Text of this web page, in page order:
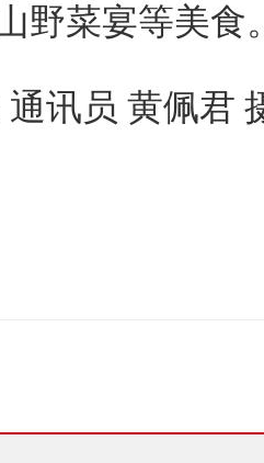
野菜宴等美食
讯员 黄佩君